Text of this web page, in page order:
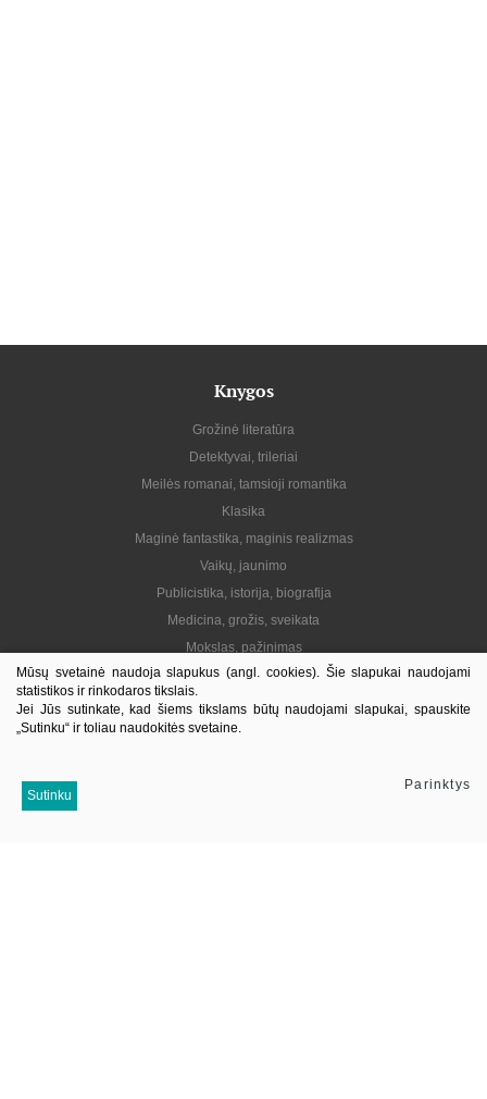
Knygos
Grožinė literatūra
Detektyvai, trileriai
Meilės romanai, tamsioji romantika
Klasika
Maginė fantastika, maginis realizmas
Vaikų, jaunimo
Publicistika, istorija, biografija
Medicina, grožis, sveikata
Mokslas, pažinimas
Praktinė, gyvenimo būdas
Lietuvių autoriai
El. knygos
Mūsų svetainė naudoja slapukus (angl. cookies). Šie slapukai naudojami
statistikos ir rinkodaros tikslais.
Jei Jūs sutinkate, kad šiems tikslams būtų naudojami slapukai, spauskite
„Sutinku“ ir toliau naudokitės svetaine.
Sutinku
Parinktys